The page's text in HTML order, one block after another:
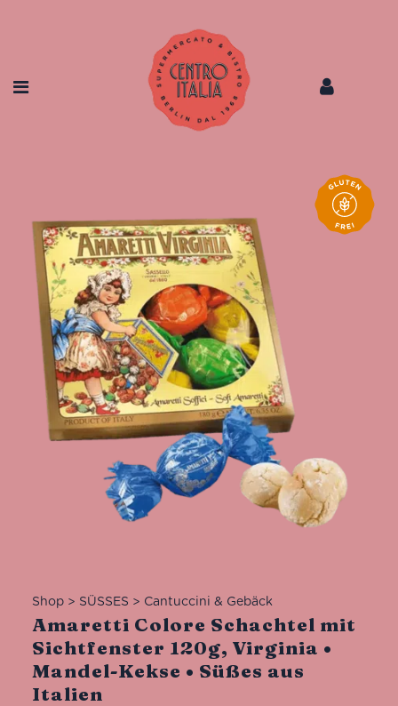
Shop> SÜSSES > Cantuccini & Gebäck
Amaretti Colore Schachtel mit
Sichtfenster 120g, Virginia •
Mandel-Kekse • Süßes aus
Italien